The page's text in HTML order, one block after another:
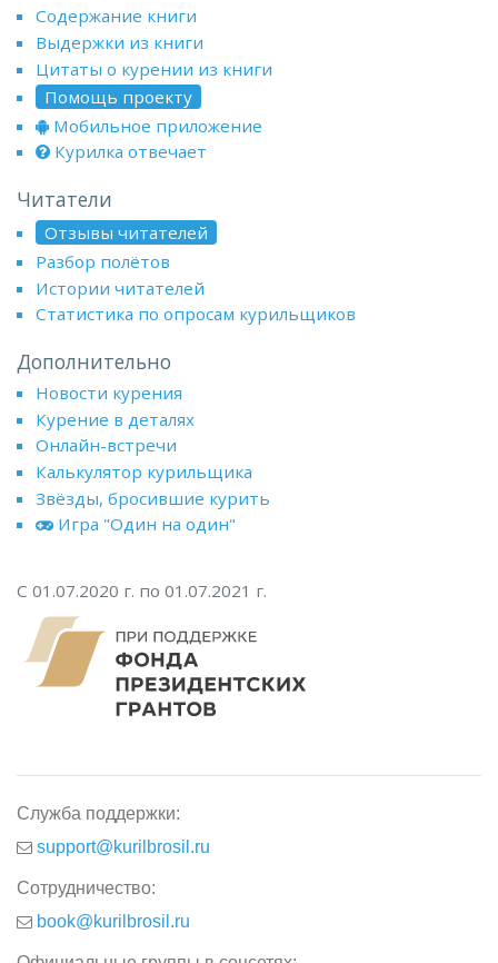
Содержание книги
Выдержки из книги
Цитаты о курении из книги
Помощь проекту
Мобильное приложение
Курилка отвечает
Читатели
Отзывы читателей
Разбор полётов
Истории читателей
Статистика по опросам курильщиков
Дополнительно
Новости курения
Курение в деталях
Онлайн-встречи
Калькулятор курильщика
Звёзды, бросившие курить
Игра "Один на один"
С 01.07.2020 г. по 01.07.2021 г.
Служба поддержки:
support@kurilbrosil.ru
Сотрудничество:
book@kurilbrosil.ru